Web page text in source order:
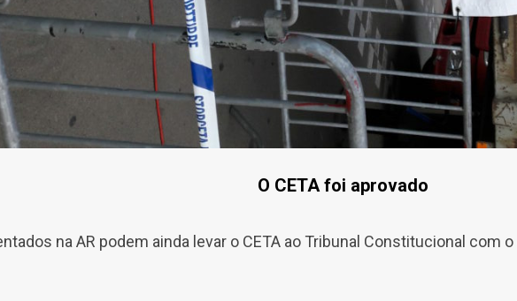
O CETA foi aprovado
na AR podem ainda levar o CETA ao Tribunal Constitucional com